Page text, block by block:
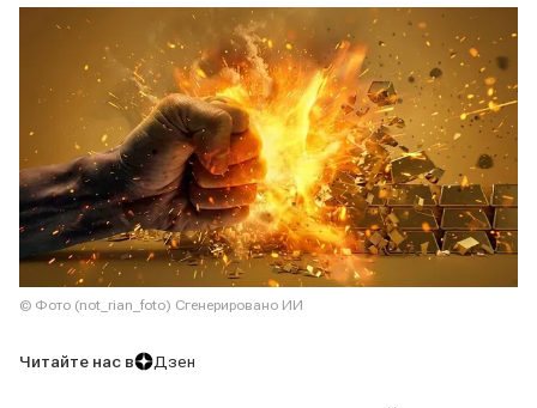
© Фото (not_rian_foto) Сгенерировано ИИ
Читайте нас в Дзен